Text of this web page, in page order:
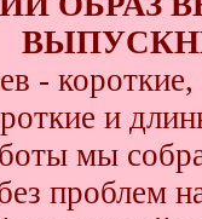
-
и
мы
проблем